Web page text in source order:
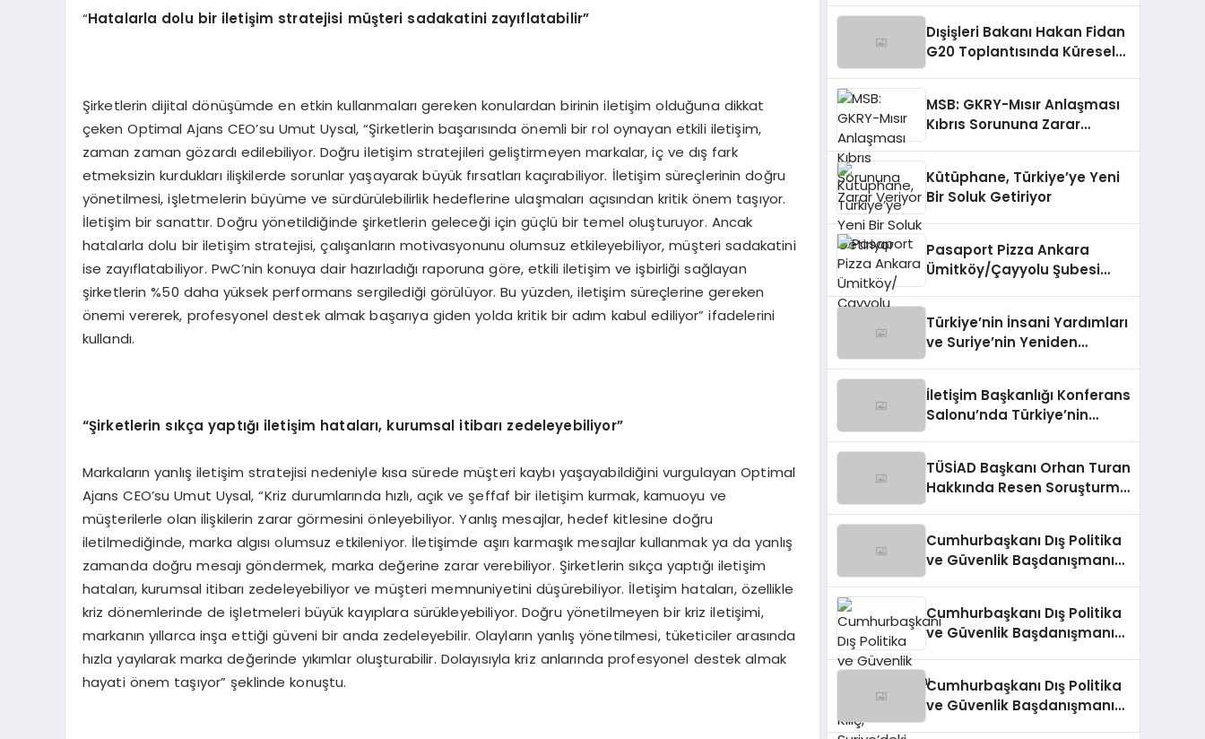
“Hatalarla dolu bir iletişim stratejisi müşteri sadakatini zayıflatabilir”
Şirketlerin dijital dönüşümde en etkin kullanmaları gereken konulardan birinin iletişim olduğuna dikkat
çeken Optimal Ajans CEO’su Umut Uysal, “Şirketlerin başarısında önemli bir rol oynayan etkili iletişim,
zaman zaman gözardı edilebiliyor. Doğru iletişim stratejileri geliştirmeyen markalar, iç ve dış fark
etmeksizin kurdukları ilişkilerde sorunlar yaşayarak büyük fırsatları kaçırabiliyor. İletişim süreçlerinin doğru
yönetilmesi, işletmelerin büyüme ve sürdürülebilirlik hedeflerine ulaşmaları açısından kritik önem taşıyor.
İletişim bir sanattır. Doğru yönetildiğinde şirketlerin geleceği için güçlü bir temel oluşturuyor. Ancak
hatalarla dolu bir iletişim stratejisi, çalışanların motivasyonunu olumsuz etkileyebiliyor, müşteri sadakatini
ise zayıflatabiliyor. PwC’nin konuya dair hazırladığı raporuna göre, etkili iletişim ve işbirliği sağlayan
şirketlerin %50 daha yüksek performans sergilediği görülüyor. Bu yüzden, iletişim süreçlerine gereken
önemi vererek, profesyonel destek almak başarıya giden yolda kritik bir adım kabul ediliyor” ifadelerini
kullandı.
“Şirketlerin sıkça yaptığı iletişim hataları, kurumsal itibarı zedeleyebiliyor”
Markaların yanlış iletişim stratejisi nedeniyle kısa sürede müşteri kaybı yaşayabildiğini vurgulayan Optimal
Ajans CEO’su Umut Uysal, “Kriz durumlarında hızlı, açık ve şeffaf bir iletişim kurmak, kamuoyu ve
müşterilerle olan ilişkilerin zarar görmesini önleyebiliyor. Yanlış mesajlar, hedef kitlesine doğru
iletilmediğinde, marka algısı olumsuz etkileniyor. İletişimde aşırı karmaşık mesajlar kullanmak ya da yanlış
zamanda doğru mesajı göndermek, marka değerine zarar verebiliyor. Şirketlerin sıkça yaptığı iletişim
hataları, kurumsal itibarı zedeleyebiliyor ve müşteri memnuniyetini düşürebiliyor. İletişim hataları, özellikle
kriz dönemlerinde de işletmeleri büyük kayıplara sürükleyebiliyor. Doğru yönetilmeyen bir kriz iletişimi,
markanın yıllarca inşa ettiği güveni bir anda zedeleyebilir. Olayların yanlış yönetilmesi, tüketiciler arasında
hızla yayılarak marka değerinde yıkımlar oluşturabilir. Dolayısıyla kriz anlarında profesyonel destek almak
hayati önem taşıyor” şeklinde konuştu.
Dışişleri Bakanı Hakan Fidan
G20 Toplantısında Küresel
MSB: GKRY-Mısır Anlaşması
Kıbrıs Sorununa Zarar
Kütüphane, Türkiye’ye Yeni
Bir Soluk Getiriyor
Pasaport Pizza Ankara
Ümitköy/Çayyolu Şubesi
Türkiye’nin İnsani Yardımları
ve Suriye’nin Yeniden
İletişim Başkanlığı Konferans
Salonu’nda Türkiye’nin
TÜSİAD Başkanı Orhan Turan
Hakkında Resen Soruşturma
Cumhurbaşkanı Dış Politika
ve Güvenlik Başdanışmanı
Cumhurbaşkanı Dış Politika
ve Güvenlik Başdanışmanı
Değerlendirdi
Cumhurbaşkanı Dış Politika
ve Güvenlik Başdanışmanı